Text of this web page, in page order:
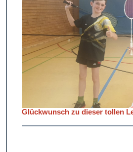
Glückwunsch zu dieser tollen